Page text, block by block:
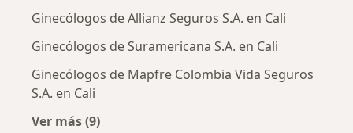
Ginecólogos de Allianz Seguros S.A. en Cali
Ginecólogos de Suramericana S.A. en Cali
Ginecólogos de Mapfre Colombia Vida Seguros
S.A. en Cali
Ver más (9)